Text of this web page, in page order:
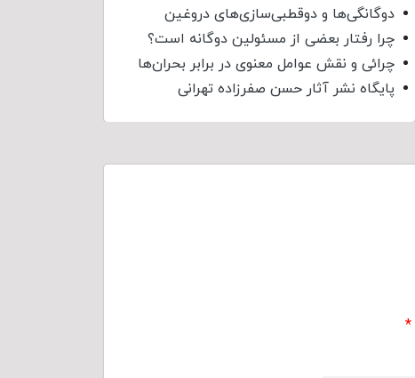
دوگانگی‌ها و دوقطبی‌سازی‌های دروغین
چرا رفتار بعضی از مسئولین دوگانه است؟
چرائی و نقش عوامل معنوی در برابر بحران‌ها
پایگاه نشر آثار حسن صفرزاده تهرانی
*